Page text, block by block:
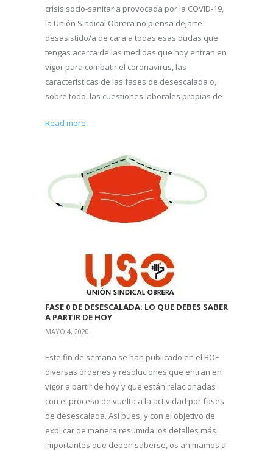
crisis socio-sanitaria provocada por la COVID-19,
la Unión Sindical Obrera no piensa dejarte
desasistido/a de cara a todas esas dudas que
tengas acerca de las medidas que hoy entran en
vigor para combatir el coronavirus, las
características de las fases de desescalada o,
sobre todo, las cuestiones laborales propias de
Read more
FASE 0 DE DESESCALADA: LO QUE DEBES SABER
A PARTIR DE HOY
MAYO 4, 2020
Este fin de semana se han publicado en el BOE
diversas órdenes y resoluciones que entran en
vigor a partir de hoy y que están relacionadas
con el proceso de vuelta a la actividad por fases
de desescalada. Así pues, y con el objetivo de
explicar de manera resumida los detalles más
importantes que deben saberse, os animamos a